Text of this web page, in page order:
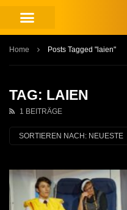
Home Posts Tagged "laien"
TAG: LAIEN
1 BEITRÄGE
SORTIEREN NACH: NEUESTE